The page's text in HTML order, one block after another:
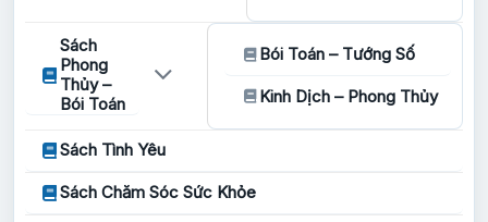
Sách
Phong
Thủy –
Bói Toán
Bói Toán – Tướng Số
Kinh Dịch – Phong Thủy
Sách Tình Yêu
Sách Chăm Sóc Sức Khỏe